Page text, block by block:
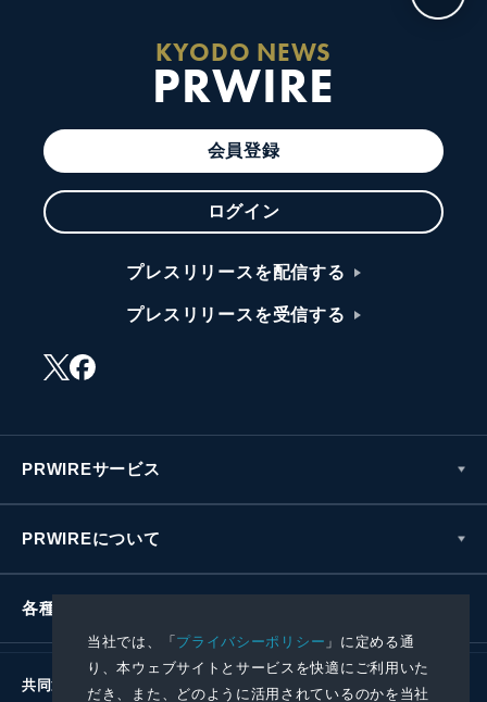
当社では、「プライバシーポリシー 」に定める通
り、本ウェブサイトとサービスを快適にご利用いた
だき、また、どのように活用されているのかを当社
KYODO NEWS
PRWIRE
会員登録
ログイン
プレスリリースを配信する
プレスリリースを受信する
PRWIREサービス
PRWIREについて
各種お問い合わせ
共同通信社グループ